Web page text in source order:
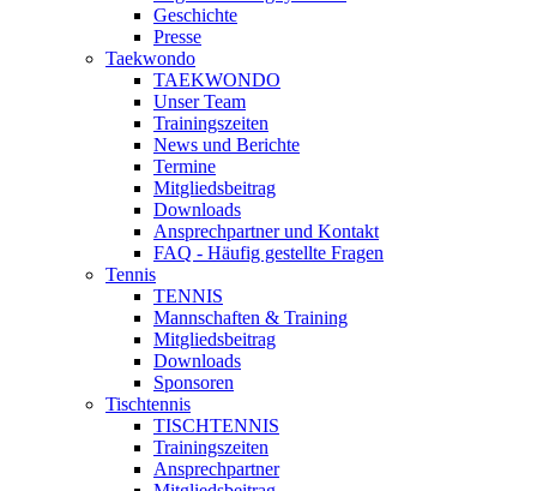
Geschichte
Presse
Taekwondo
TAEKWONDO
Unser Team
Trainingszeiten
News und Berichte
Termine
Mitgliedsbeitrag
Downloads
Ansprechpartner und Kontakt
FAQ - Häufig gestellte Fragen
Tennis
TENNIS
Mannschaften & Training
Mitgliedsbeitrag
Downloads
Sponsoren
Tischtennis
TISCHTENNIS
Trainingszeiten
Ansprechpartner